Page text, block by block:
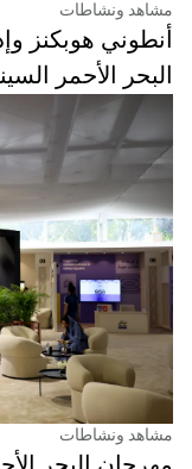
مشاهد ونشاطات
أنطوني هوبكنز
البحر الأحمر
مشاهد ونشاطات